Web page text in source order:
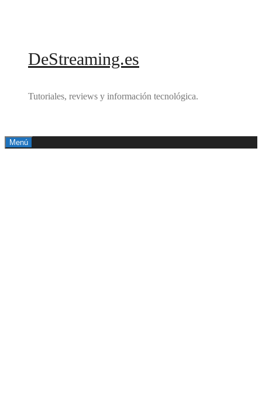
DeStreaming.es
Tutoriales, reviews y información tecnológica.
Menú